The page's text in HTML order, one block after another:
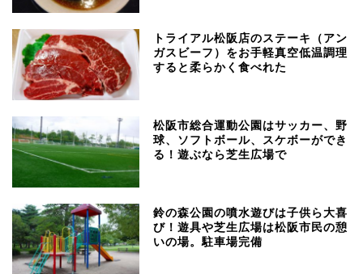
トライアル松阪店のステーキ（アン
ガスビーフ）をお手軽真空低温調理
すると柔らかく食べれた
松阪市総合運動公園はサッカー、野
球、ソフトボール、スケボーができ
る！遊ぶなら芝生広場で
鈴の森公園の噴水遊びは子供ら大喜
び！遊具や芝生広場は松阪市民の憩
いの場。駐車場完備